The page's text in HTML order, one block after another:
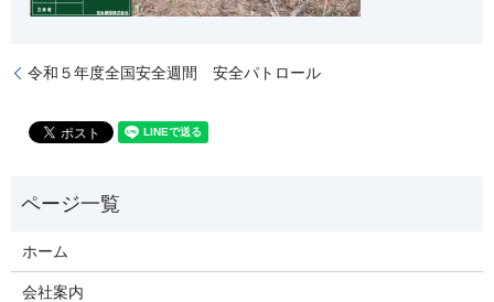
令和５年度全国安全週間 安全パトロール
ホーム
会社案内